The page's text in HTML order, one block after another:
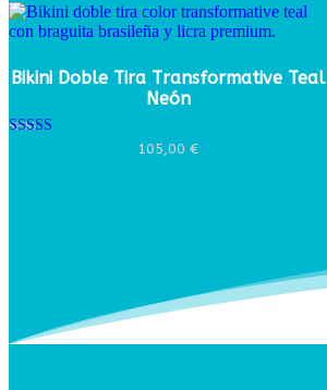
Bikini Doble Tira Transformative Teal
Neón
105,00€